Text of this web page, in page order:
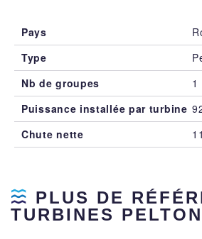
Pays
Type
Nb de groupes
1
Puissance installée par turbine
Chute nette
PLUS DE
TURBINES PELTON